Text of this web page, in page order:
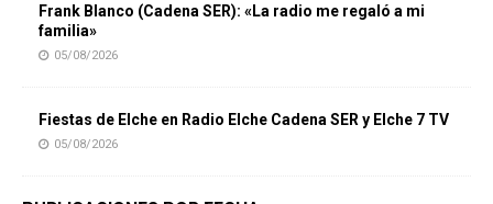
Frank Blanco (Cadena SER): «La radio me regaló a mi
familia»
05/08/2026
Fiestas de Elche en Radio Elche Cadena SER y Elche 7 TV
05/08/2026